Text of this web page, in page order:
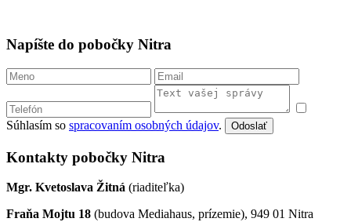
Napíšte do pobočky Nitra
Súhlasím so spracovaním osobných údajov. Odoslať
Kontakty pobočky Nitra
Mgr. Kvetoslava Žitná (riaditeľka)
Fraňa Mojtu 18 (budova Mediahaus, prízemie), 949 01 Nitra